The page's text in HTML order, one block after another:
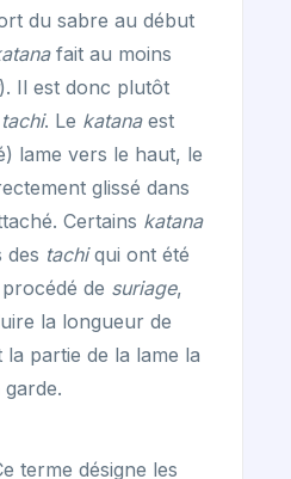
du sabre au début
fait au moins
). Il est donc plutôt
tachi. Le katanaest
lame vers le haut, le
glissé dans
Certains katana
des tachiqui ont été
de suriage,
la longueur de
la partie de la lame la
terme désigne les